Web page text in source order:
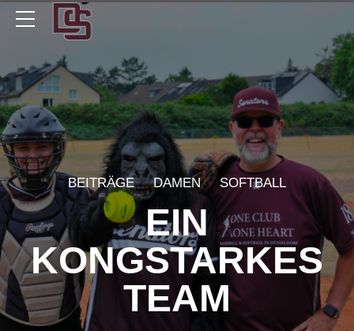
BEITRÄGE DAMEN SOFTBALL
EIN
KONGSTARKES
TEAM